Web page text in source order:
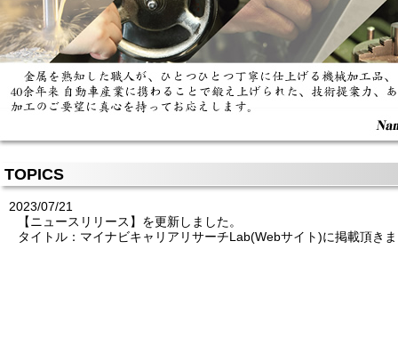
TOPICS
2023/07/21
【ニュースリリース】を更新しました。
タイトル：マイナビキャリアリサーチLab(Webサイト)に掲載頂き